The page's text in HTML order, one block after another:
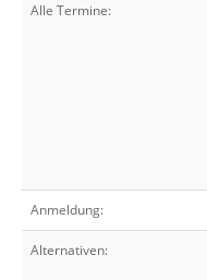
Alle Termine:
Anmeldung:
Alternativen: